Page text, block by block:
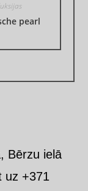
pearl
Bērzu ielā
uz +371